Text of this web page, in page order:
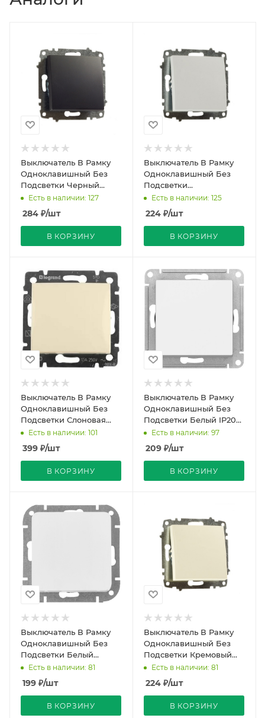
Выключатель В Рамку
Одноклавишный Без
Подсветки Черный
матовый IP20 10А 250В
Zena Vega El-BI
Есть в наличии: 127
284 ₽/шт
В КОРЗИНУ
Выключатель В Рамку
Одноклавишный Без
Подсветки
Белоснежный IP20 10А
250В Zena Vega El-BI
Есть в наличии: 125
224 ₽/шт
В КОРЗИНУ
Выключатель В Рамку
Одноклавишный Без
Подсветки Слоновая
Кость IP20 10А 250В
VALENA Legrand
Есть в наличии: 101
399 ₽/шт
В КОРЗИНУ
Выключатель В Рамку
Одноклавишный Без
Подсветки Белый IP20
10А 250В ATLASDESIGN
Есть в наличии: 97
209 ₽/шт
В КОРЗИНУ
Выключатель В Рамку
Одноклавишный Без
Подсветки Белый
глянцевый IP20 10А
Есть в наличии: 81
199 ₽/шт
В КОРЗИНУ
Выключатель В Рамку
Одноклавишный Без
Подсветки Кремовый
IP20 10А 250В Zena Vega
Есть в наличии: 81
224 ₽/шт
В КОРЗИНУ